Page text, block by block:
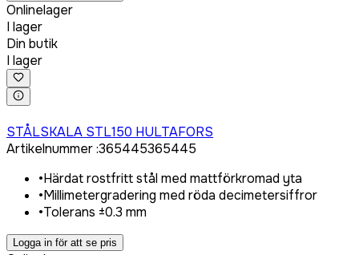
Onlinelager
I lager
Din butik
I lager
STÅLSKALA STL150 HULTAFORS
Artikelnummer:365445365445
•Härdat rostfritt stål med mattförkromad yta
•Millimetergradering med röda decimetersiffror
•Tolerans ±0.3 mm
Logga in för att se pris